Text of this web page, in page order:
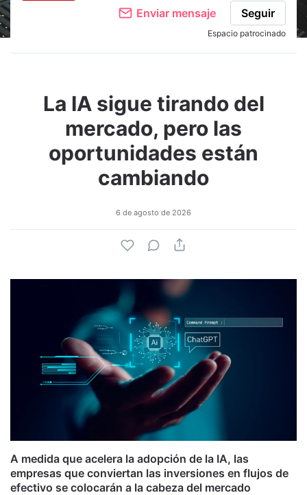
Enviar mensaje Seguir
Espacio patrocinado
La IA sigue tirando del
mercado, pero las
oportunidades están
cambiando
6 de agosto de 2026
A medida que acelera la adopción de la IA, las
empresas que conviertan las inversiones en flujos de
efectivo se colocarán a la cabeza del mercado